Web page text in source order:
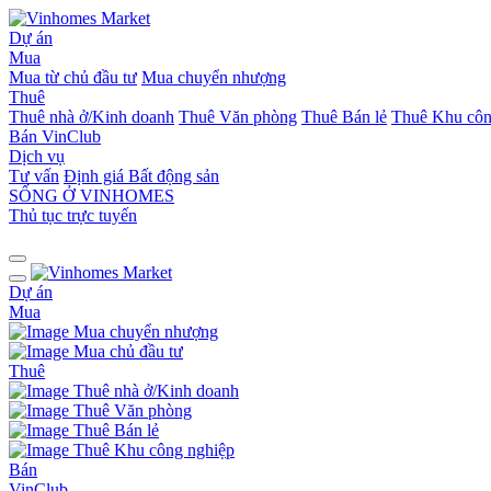
Dự án
Mua
Mua từ chủ đầu tư Mua chuyển nhượng
Thuê
Thuê nhà ở/Kinh doanh Thuê Văn phòng Thuê Bán lẻ Thuê Khu
Bán VinClub
Dịch vụ
Tư vấn Định giá Bất động sản
SỐNG Ở VINHOMES
Thủ tục trực tuyến
Dự án
Mua
Mua chuyển nhượng
Mua chủ đầu tư
Thuê
Thuê nhà ở/Kinh doanh
Thuê Văn phòng
Thuê Bán lẻ
Thuê Khu công nghiệp
Bán